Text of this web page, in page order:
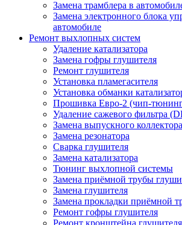
Замена трамблера в
Замена электронного блока
автомобиле
Ремонт выхлопных систем
Удаление катализатора
Замена гофры глушителя
Ремонт глушителя
Установка пламегасителя
Установка обманки
Прошивка Евро-2 (чип-
Удаление сажевого фильтра
Замена выпускного коллектора
Замена резонатора
Сварка глушителя
Замена катализатора
Тюнинг выхлопной системы
Замена приёмной трубы
Замена глушителя
Замена прокладки приёмной
Ремонт гофры глушителя
Ремонт кронштейна глушителя